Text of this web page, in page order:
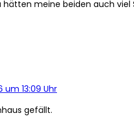
meine beiden auch
um 13:09 Uhr
gefällt.